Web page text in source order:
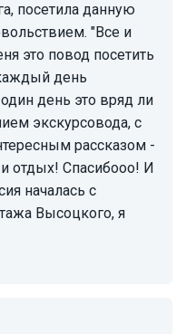
посетила данную
"Все и
это повод посетить
день
день это вряд ли
экскурсовода, с
рассказом -
отдых! Спасибооо! И
началась с
Высоцкого, я